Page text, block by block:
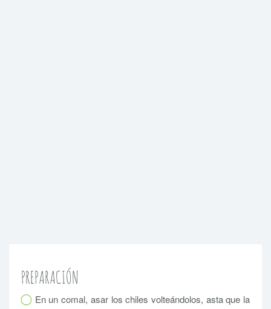
PREPARACIÓN
En un comal, asar los chiles volteándolos, asta que la